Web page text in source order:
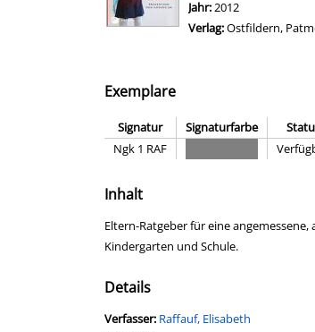
Jahr:2012
Verlag:Ostfildern,
Exemplare
Signatur Signaturfarbe
Ngk 1 RAF
Inhalt
Eltern-Ratgeber für eine
Kindergarten und Schule.
Details
Verfasser: Suche nach diesem Verfasser
Raffauf, Elisabeth